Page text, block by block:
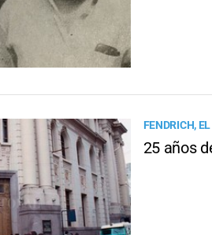
FENDRICH,
25 años